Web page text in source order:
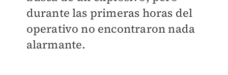
durante las primeras horas del
operativo no encontraron nada
alarmante.